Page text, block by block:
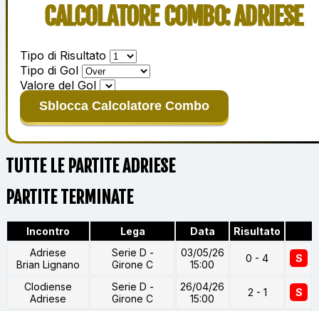
CALCOLATORE COMBO: ADRIESE
Tipo di Risultato
Tipo di Gol
Valore del Gol
Sblocca Calcolatore Combo
TUTTE LE PARTITE ADRIESE
PARTITE TERMINATE
Incontro Lega Data
Risultato
Adriese
Brian Lignano
Serie D -
Girone C
03/05/26
15:00
0 - 4 S
Clodiense
Adriese
Serie D -
Girone C
26/04/26
15:00
2 - 1 S